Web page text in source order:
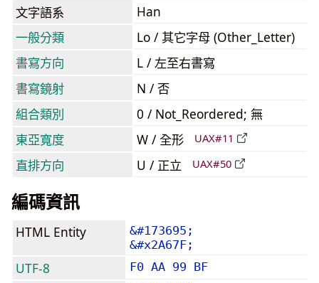
文字語系
Han
一般分類
Lo / 其它字母 (Other_Letter)
書寫方向
L / 左至右書寫
書寫鏡射
N / 否
組合類別
0 / Not_Reordered; 無
東亞寬度
W / 全形 UAX#11
直排方向 U / 正立 UAX#50
編碼資訊
HTML Entity
&#173695;
&#x2A67F;
UTF-8 F0 AA 99 BF